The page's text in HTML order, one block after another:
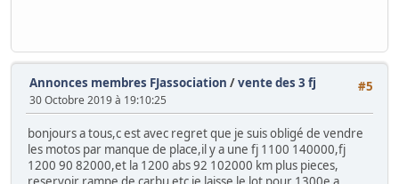
#5
Annonces membres FJassociation /vente des 3 fj
30 Octobre 2019 à 19:10:25
bonjours a tous,c est avec regret que je suis obligé de vendre
les motos par manque de place,il y a une fj 1100 140000,fj
1200 90 82000,et la 1200 abs 92 102000 km plus pieces,